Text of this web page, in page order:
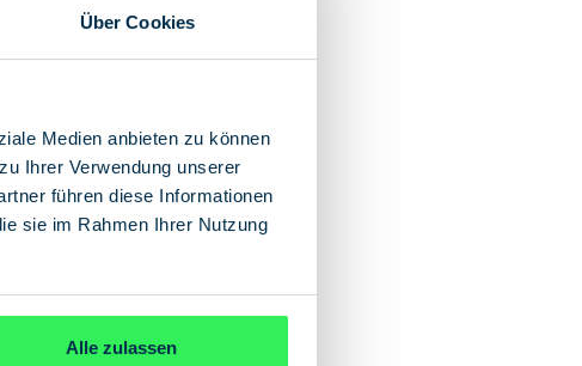
Über Cookies
Medien anbieten zu können
Ihrer Verwendung unserer
führen diese Informationen
sie im Rahmen Ihrer Nutzung
Alle zulassen